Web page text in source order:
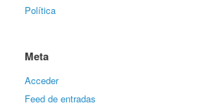
Política
Meta
Acceder
Feed de entradas